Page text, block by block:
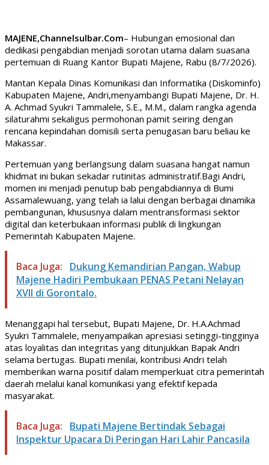
MAJENE,Channelsulbar.Com– Hubungan emosional dan
dedikasi pengabdian menjadi sorotan utama dalam suasana
pertemuan di Ruang Kantor Bupati Majene, Rabu (8/7/2026).
Mantan Kepala Dinas Komunikasi dan Informatika (Diskominfo)
Kabupaten Majene, Andri,menyambangi Bupati Majene, Dr. H.
A. Achmad Syukri Tammalele, S.E., M.M., dalam rangka agenda
silaturahmi sekaligus permohonan pamit seiring dengan
rencana kepindahan domisili serta penugasan baru beliau ke
Makassar.
Pertemuan yang berlangsung dalam suasana hangat namun
khidmat ini bukan sekadar rutinitas administratif.Bagi Andri,
momen ini menjadi penutup bab pengabdiannya di Bumi
Assamalewuang, yang telah ia lalui dengan berbagai dinamika
pembangunan, khususnya dalam mentransformasi sektor
digital dan keterbukaan informasi publik di lingkungan
Pemerintah Kabupaten Majene.
Baca Juga:
Dukung Kemandirian Pangan, Wabup
Majene Hadiri Pembukaan PENAS Petani Nelayan
XVII di Gorontalo.
Menanggapi hal tersebut, Bupati Majene, Dr. H.A.Achmad
Syukri Tammalele, menyampaikan apresiasi setinggi-tingginya
atas loyalitas dan integritas yang ditunjukkan Bapak Andri
selama bertugas. Bupati menilai, kontribusi Andri telah
memberikan warna positif dalam memperkuat citra pemerintah
daerah melalui kanal komunikasi yang efektif kepada
masyarakat.
Baca Juga:
Bupati Majene Bertindak Sebagai
Inspektur Upacara Di Peringan Hari Lahir Pancasila